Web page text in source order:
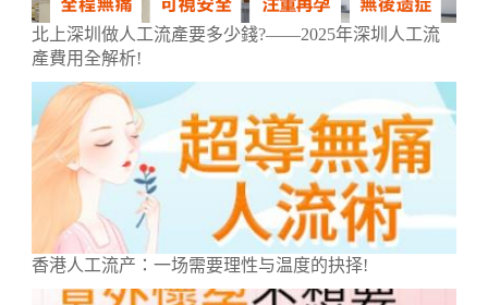
北上深圳做人工流產要多少錢?——2025年深圳人工流
產費用全解析!
香港人工流产：一场需要理性与温度的抉择!